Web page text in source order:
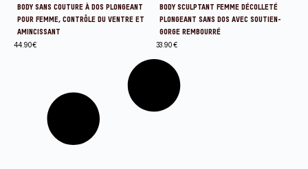
BODY SANS COUTURE À DOS PLONGEANT
POUR FEMME, CONTRÔLE DU VENTRE ET
AMINCISSANT
44.90€
BODY SCULPTANT FEMME DÉCOLLETÉ
PLONGEANT SANS DOS AVEC SOUTIEN-
GORGE REMBOURRÉ
33.90€